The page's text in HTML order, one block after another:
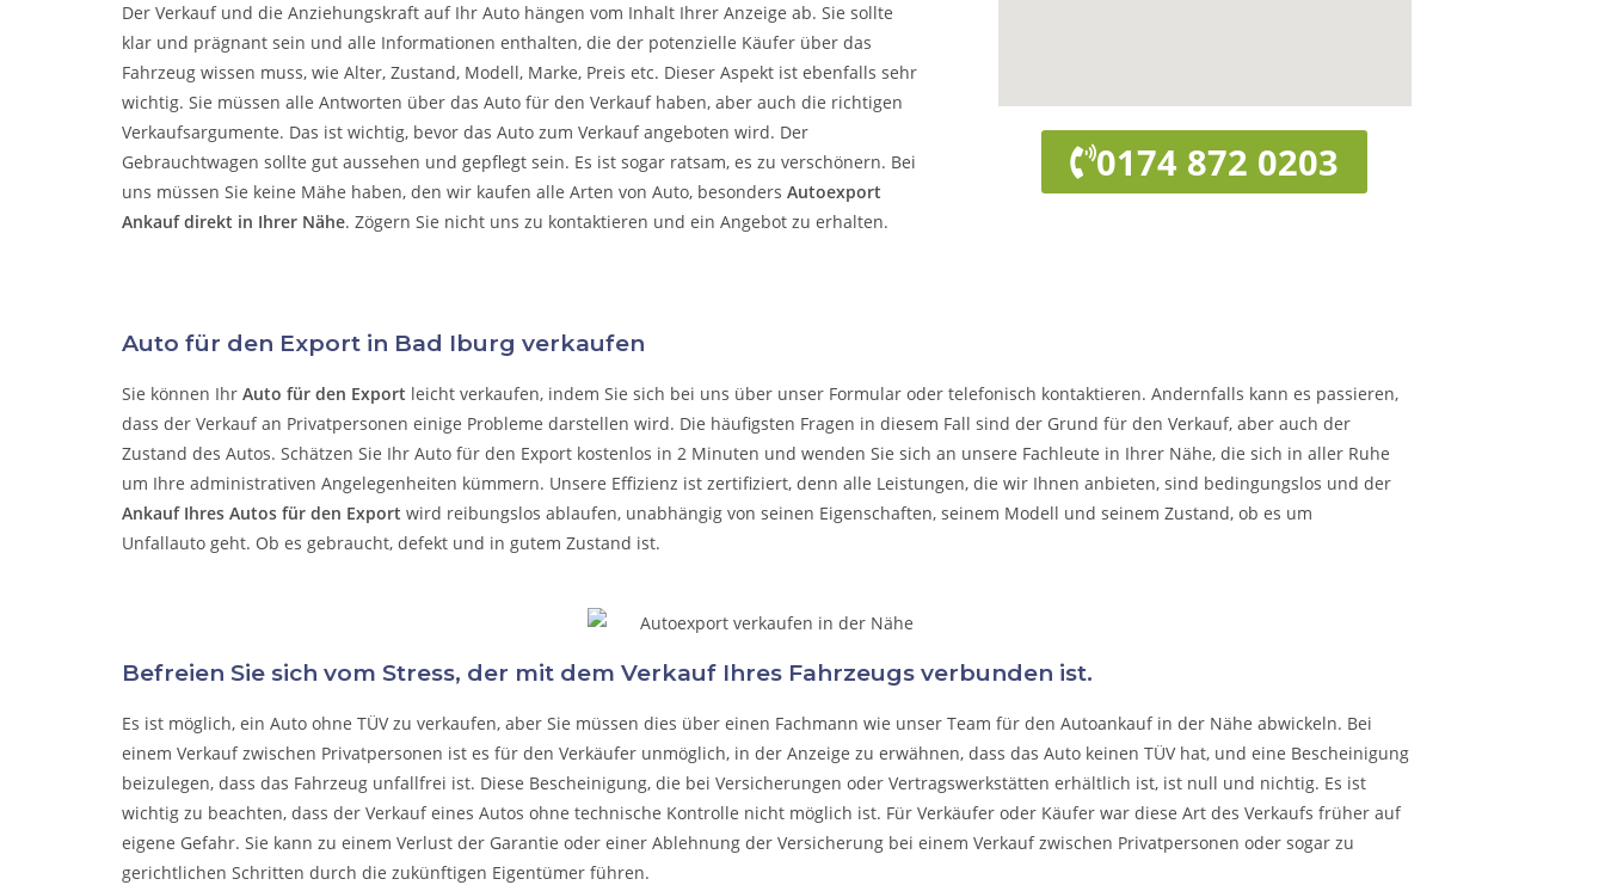
Der Verkauf und die Anziehungskraft auf Ihr Auto hängen vom Inhalt Ihrer Anzeige ab. Sie sollte
klar und prägnant sein und alle Informationen enthalten, die der potenzielle Käufer über das
Fahrzeug wissen muss, wie Alter, Zustand, Modell, Marke, Preis etc. Dieser Aspekt ist ebenfalls sehr
wichtig. Sie müssen alle Antworten über das Auto für den Verkauf haben, aber auch die richtigen
Verkaufsargumente. Das ist wichtig, bevor das Auto zum Verkauf angeboten wird. Der
Gebrauchtwagen sollte gut aussehen und gepflegt sein. Es ist sogar ratsam, es zu verschönern. Bei
uns müssen Sie keine Mähe haben, den wir kaufen alle Arten von Auto, besonders Autoexport
Ankauf direkt in Ihrer Nähe. Zögern Sie nicht uns zu kontaktieren und ein Angebot zu erhalten.
0174 872 0203
Auto für den Export in Bad Iburg verkaufen
Sie können Ihr Auto für den Export leicht verkaufen, indem Sie sich bei uns über unser Formular oder telefonisch kontaktieren. Andernfalls kann es passieren,
dass der Verkauf an Privatpersonen einige Probleme darstellen wird. Die häufigsten Fragen in diesem Fall sind der Grund für den Verkauf, aber auch der
Zustand des Autos. Schätzen Sie Ihr Auto für den Export kostenlos in 2 Minuten und wenden Sie sich an unsere Fachleute in Ihrer Nähe, die sich in aller Ruhe
um Ihre administrativen Angelegenheiten kümmern. Unsere Effizienz ist zertifiziert, denn alle Leistungen, die wir Ihnen anbieten, sind bedingungslos und der
Ankauf Ihres Autos für den Export wird reibungslos ablaufen, unabhängig von seinen Eigenschaften, seinem Modell und seinem Zustand, ob es um
Unfallauto geht. Ob es gebraucht, defekt und in gutem Zustand ist.
Befreien Sie sich vom Stress, der mit dem Verkauf Ihres Fahrzeugs verbunden ist.
Es ist möglich, ein Auto ohne TÜV zu verkaufen, aber Sie müssen dies über einen Fachmann wie unser Team für den Autoankauf in der Nähe abwickeln. Bei
einem Verkauf zwischen Privatpersonen ist es für den Verkäufer unmöglich, in der Anzeige zu erwähnen, dass das Auto keinen TÜV hat, und eine Bescheinigung
beizulegen, dass das Fahrzeug unfallfrei ist. Diese Bescheinigung, die bei Versicherungen oder Vertragswerkstätten erhältlich ist, ist null und nichtig. Es ist
wichtig zu beachten, dass der Verkauf eines Autos ohne technische Kontrolle nicht möglich ist. Für Verkäufer oder Käufer war diese Art des Verkaufs früher auf
eigene Gefahr. Sie kann zu einem Verlust der Garantie oder einer Ablehnung der Versicherung bei einem Verkauf zwischen Privatpersonen oder sogar zu
gerichtlichen Schritten durch die zukünftigen Eigentümer führen.